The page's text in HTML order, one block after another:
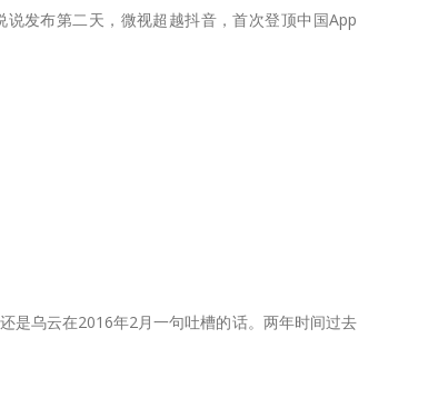
说发布第二天，微视超越抖音，首次登顶中国App
是乌云在2016年2月一句吐槽的话。两年时间过去